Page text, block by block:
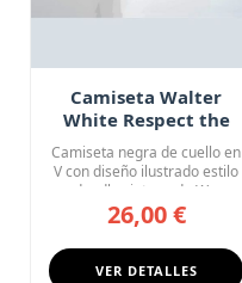
Camiseta Walter
White Respect the
Chemistry Breaking
Bad
Camiseta negra de cuello en
V con diseño ilustrado estilo
doodle vintage de W...
26,00 €
VER DETALLES